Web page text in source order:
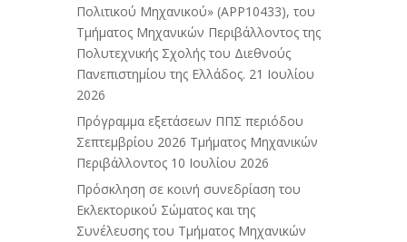
Πολιτικού Μηχανικού» (APP10433), του
Τμήματος Μηχανικών Περιβάλλοντος της
Πολυτεχνικής Σχολής του Διεθνούς
Πανεπιστημίου της Ελλάδος. 21 Ιουλίου
2026
Πρόγραμμα εξετάσεων ΠΠΣ περιόδου
Σεπτεμβρίου 2026 Τμήματος Μηχανικών
Περιβάλλοντος 10 Ιουλίου 2026
Πρόσκληση σε κοινή συνεδρίαση του
Εκλεκτορικού Σώματος και της
Συνέλευσης του Τμήματος Μηχανικών